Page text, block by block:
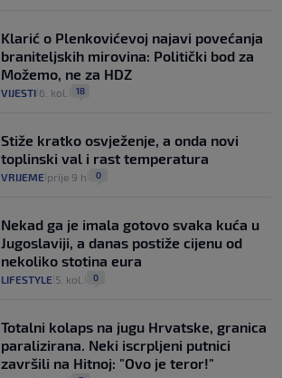
Klarić o Plenkovićevoj najavi povećanja
braniteljskih mirovina: Politički bod za
Možemo, ne za HDZ
VIJESTI 6. kol. 18
Stiže kratko osvježenje, a onda novi
toplinski val i rast temperatura
VRIJEME prije 9 h 0
Nekad ga je imala gotovo svaka kuća u
Jugoslaviji, a danas postiže cijenu od
nekoliko stotina eura
LIFESTYLE 5. kol. 0
Totalni kolaps na jugu Hrvatske, granica
paralizirana. Neki iscrpljeni putnici
završili na Hitnoj: "Ovo je teror!"